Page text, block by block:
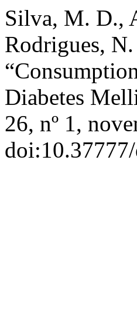
Silva, M. D.,
Rodrigues,
Diabetes
26, nº 1,